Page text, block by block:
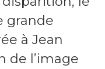
grande
à Jean
de l’image